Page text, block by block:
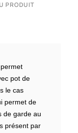
PRODUIT
pot de
le cas
permet de
de garde au
présent par